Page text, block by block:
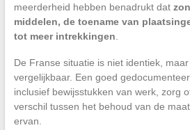
meerderheid hebben benadrukt dat
middelen, de toename van
tot meer intrekkingen
De Franse situatie is niet identiek,
vergelijkbaar. Een goed
inclusief bewijsstukken van werk, zorg
verschil tussen het behoud van de
ervan.